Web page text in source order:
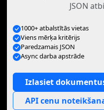
JSON
1000+ atbalstītās vietas
Viens mērķa kritērijs
Paredzamais JSON
Async darba apstrāde
Izlasiet
API cenu